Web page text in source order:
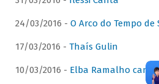
24/03/2016 - O Arco do Tempo de
17/03/2016 - Thaís Gulin
10/03/2016 - Elba Ramalho